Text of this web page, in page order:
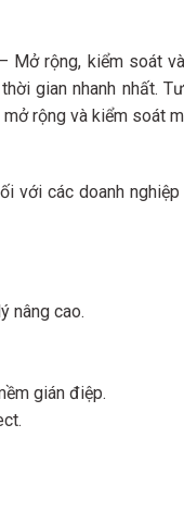
Mở rộng, kiểm soát
gian nhanh nhất.
rộng và kiểm soát
với các doanh
nâng cao.
gián điệp.